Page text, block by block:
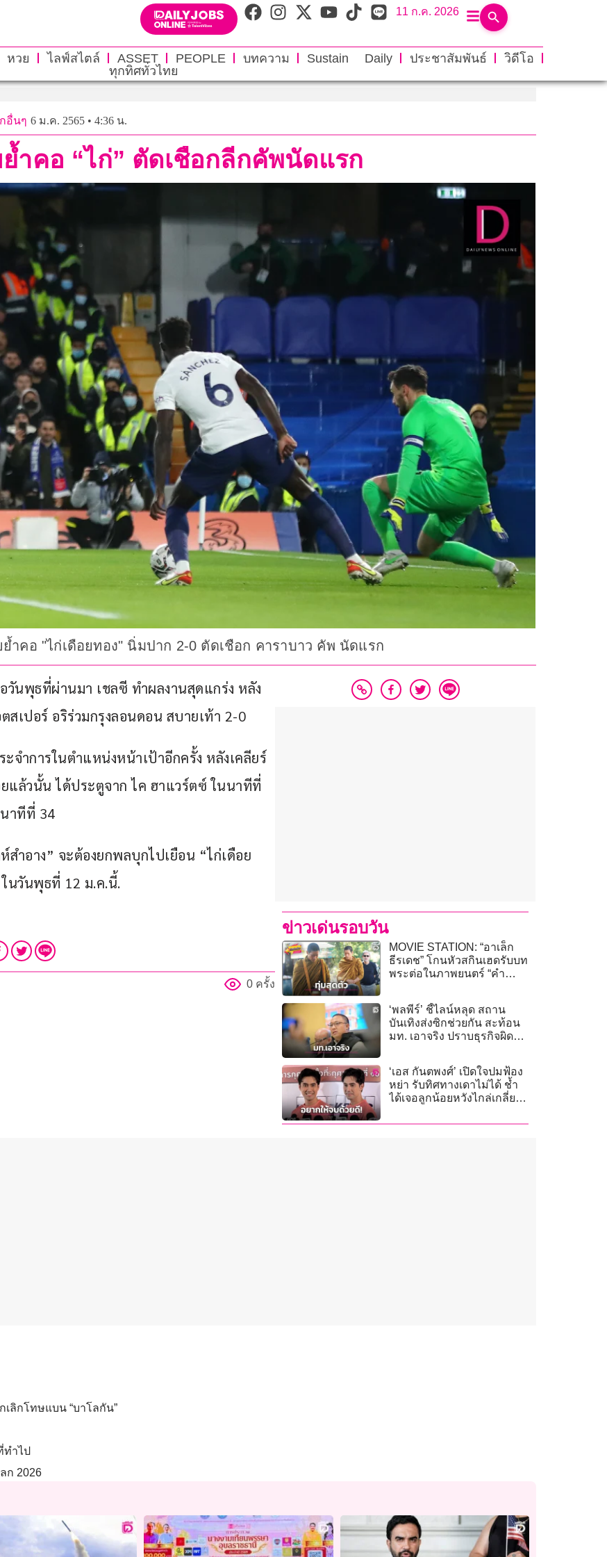
11 ก.ค. 2026
หวย ไลฟ์สไตล์ ASSET PEOPLE บทความ Sustain Daily ประชาสัมพันธ์
วิดีโอ
ทุกทิศทั่วไทย
อื่นๆ 6 ม.ค. 2565 • 4:36 น.
ำคอ “ไก่” ตัดเชือกลีกคัพนัดแรก
ำคอ "ไก่เดือยทอง" นิ่มปาก 2-0 ตัดเชือก คาราบาว คัพ นัดแรก
นพุธที่ผ่านมา เชลซี ทำผลงานสุดแกร่ง หลัง
เปอร์ อริร่วมกรุงลอนดอน สบายเท้า 2-0
จำการในตำแหน่งหน้าเป้าอีกครั้ง หลังเคลียร์
แล้วนั้น ได้ประตูจาก ไค ฮาแวร์ตซ์ ในนาทีที่
าทีที่ 34
ำอาง” จะต้องยกพลบุกไปเยือน “ไก่เดือย
นวันพุธที่ 12 ม.ค.นี้.
0 ครั้ง
ข่าวเด่นรอบวัน
MOVIE STATION: “อาเล็ก
ธีรเดช” โกนหัวสกินเฮดรับบท
พระต่อในภาพยนตร์ “คำ
‘พลพีร์’ ชี้ไลน์หลุด สถาน
บันเทิงส่งซิกช่วยกัน สะท้อน
มท. เอาจริง ปราบธุรกิจผิด
‘เอส กันตพงศ์’ เปิดใจปมฟ้อง
หย่า รับทิศทางเดาไม่ได้ ช้ำ
ได้เจอลูกน้อยหวังไกล่เกลี่ยจบ
ลิกโทษแบน “บาโลกัน”
ทำไป
ก 2026